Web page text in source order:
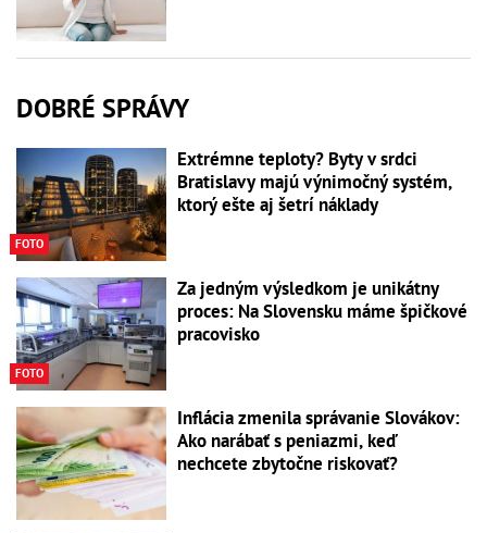
DOBRÉ SPRÁVY
FOTO
Extrémne teploty? Byty v srdci
Bratislavy majú výnimočný systém,
ktorý ešte aj šetrí náklady
FOTO
Za jedným výsledkom je unikátny
proces: Na Slovensku máme špičkové
pracovisko
Inflácia zmenila správanie Slovákov:
Ako narábať s peniazmi, keď
nechcete zbytočne riskovať?